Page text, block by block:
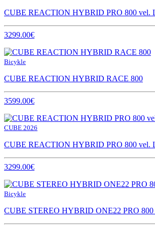
CUBE REACTION HYBRID PRO 800 vel.
3299.00€
Bicykle
CUBE REACTION HYBRID RACE 800
3599.00€
CUBE 2026
CUBE REACTION HYBRID PRO 800 vel.
3299.00€
Bicykle
CUBE STEREO HYBRID ONE22 PRO 800